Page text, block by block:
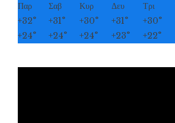
Παρ
Σαβ Κυρ Δευ Τρι
+32° +31° +30° +31° +30°
+24° +24° +24° +23° +22°